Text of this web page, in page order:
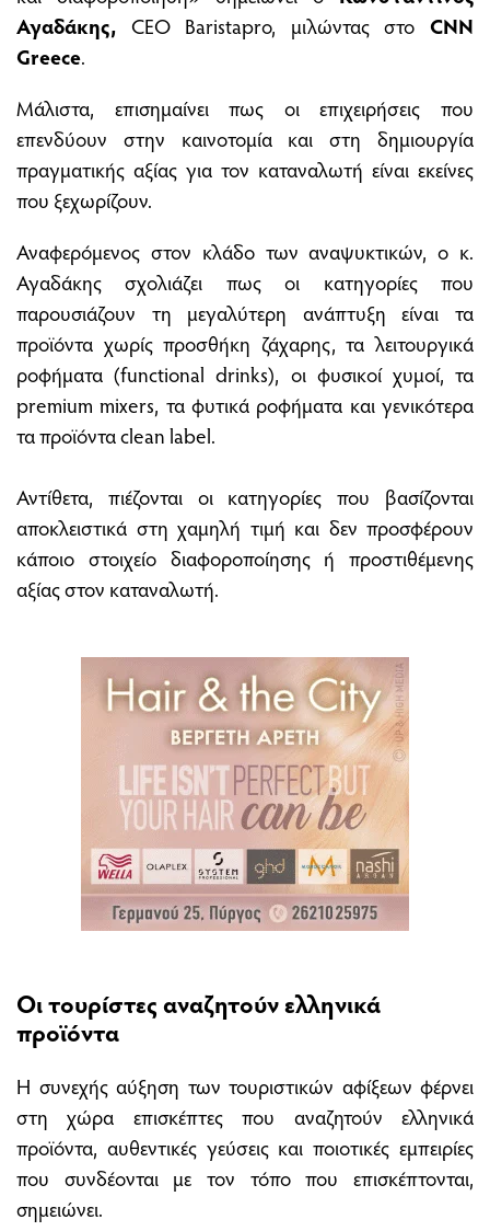
Αγαδάκης, CEO Baristapro, μιλώντας στο CNN
Greece.
Μάλιστα, επισημαίνει πως οι επιχειρήσεις που
επενδύουν στην καινοτομία και στη δημιουργία
πραγματικής αξίας για τον καταναλωτή είναι εκείνες
που ξεχωρίζουν.
Αναφερόμενος στον κλάδο των αναψυκτικών, ο κ.
Αγαδάκης σχολιάζει πως οι κατηγορίες που
παρουσιάζουν τη μεγαλύτερη ανάπτυξη είναι τα
προϊόντα χωρίς προσθήκη ζάχαρης, τα λειτουργικά
ροφήματα (functional drinks), οι φυσικοί χυμοί, τα
premium mixers, τα φυτικά ροφήματα και γενικότερα
τα προϊόντα clean label.
Αντίθετα, πιέζονται οι κατηγορίες που βασίζονται
αποκλειστικά στη χαμηλή τιμή και δεν προσφέρουν
κάποιο στοιχείο διαφοροποίησης ή προστιθέμενης
αξίας στον καταναλωτή.
Οι τουρίστες αναζητούν ελληνικά
προϊόντα
Η συνεχής αύξηση των τουριστικών αφίξεων φέρνει
στη χώρα επισκέπτες που αναζητούν ελληνικά
προϊόντα, αυθεντικές γεύσεις και ποιοτικές εμπειρίες
που συνδέονται με τον τόπο που επισκέπτονται,
σημειώνει.